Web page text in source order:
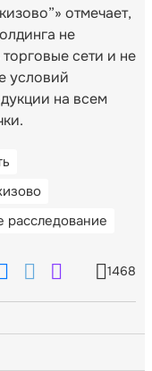
отмечает,
не
сети и не
условий
на всем
расследование
1468